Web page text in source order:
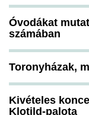
Óvodákat
számában
Toronyházak,
Kivételes
Klotild-palota